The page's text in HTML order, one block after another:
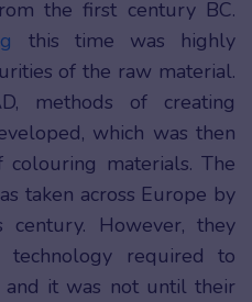
the first century BC.
this time was highly
of the raw material.
methods of creating
which was then
materials. The
taken across Europe by
However, they
required to
and it was not until their